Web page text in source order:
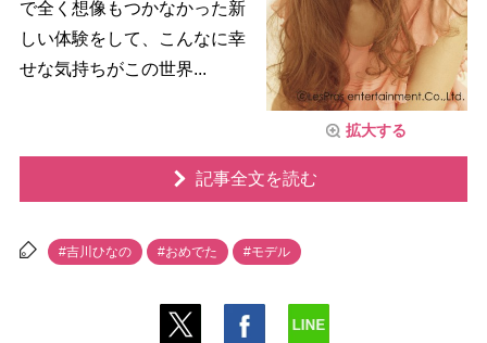
拡大する
で全く想像もつかなかった新
しい体験をして、こんなに幸
せな気持ちがこの世界...
記事全文を読む
#吉川ひなの #おめでた #モデル